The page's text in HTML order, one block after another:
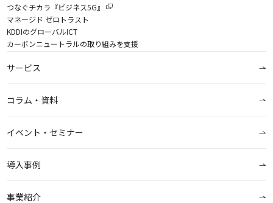
つなぐチカラ『ビジネス5G』
マネージド ゼロトラスト
KDDIのグローバルICT
カーボンニュートラルの取り組みを支援
サービス
コラム・資料
イベント・セミナー
導入事例
事業紹介